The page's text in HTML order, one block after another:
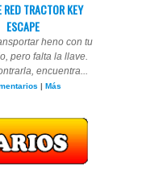
RED TRACTOR KEY
ESCAPE
heno con tu
pero falta la llave.
encuentra...
| Más